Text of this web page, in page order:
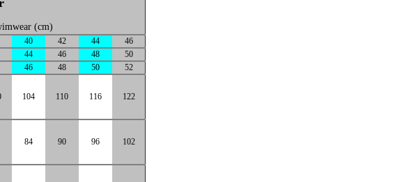
(cm)
40 42 44
46
44 46 48
50
46 48 50 52
104 110 116 122
84 90 96 102